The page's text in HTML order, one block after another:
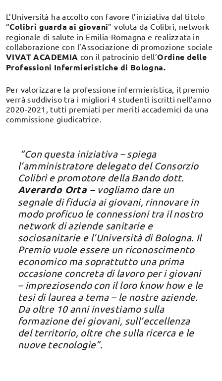
L’Università ha accolto con favore l’iniziativa dal titolo
“Colibrì guarda ai giovani” voluta da Colibrì, network
regionale di salute in Emilia-Romagna e realizzata in
collaborazione con l’Associazione di promozione sociale
VIVAT ACADEMIA con il patrocinio dell’Ordine delle
Professioni Infermieristiche di Bologna.
Per valorizzare la professione infermieristica, il premio
verrà suddiviso tra i migliori 4 studenti iscritti nell’anno
2020-2021, tutti premiati per meriti accademici da una
commissione giudicatrice.
“Con questa iniziativa – spiega
l’amministratore delegato del Consorzio
Colibrì e promotore della Bando dott.
Averardo Orta – vogliamo dare un
segnale di fiducia ai giovani, rinnovare in
modo proficuo le connessioni tra il nostro
network di aziende sanitarie e
sociosanitarie e l’Università di Bologna. Il
Premio vuole essere un riconoscimento
economico ma soprattutto una prima
occasione concreta di lavoro per i giovani
– impreziosendo con il loro know how e le
tesi di laurea a tema – le nostre aziende.
Da oltre 10 anni investiamo sulla
formazione dei giovani, sull’eccellenza
del territorio, oltre che sulla ricerca e le
nuove tecnologie”.